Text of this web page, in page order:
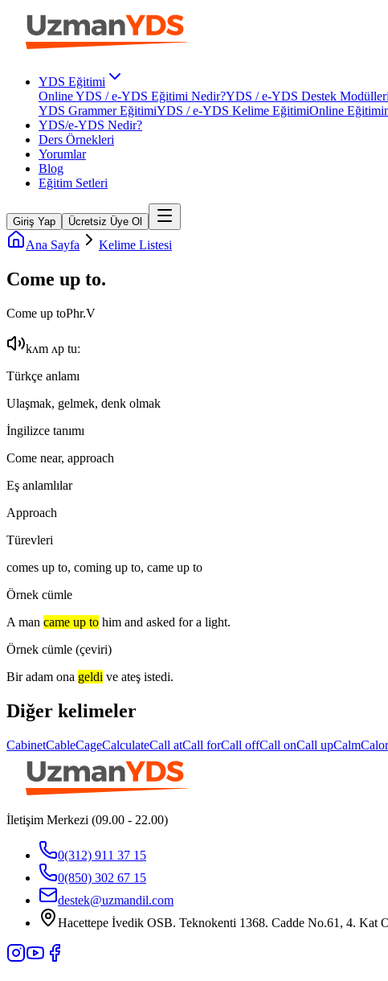
YDS Eğitimi
Online YDS / e-YDS Eğitimi Nedir?YDS / e-YDS Destek Modülleri
YDS Grammer EğitimiYDS / e-YDS Kelime EğitimiOnline
YDS/e-YDS Nedir?
Ders Örnekleri
Yorumlar
Blog
Eğitim Setleri
Giriş Yap Ücretsiz Üye Ol
Ana Sayfa Kelime Listesi
Come up to.
Come up toPhr.V
kʌm ʌp tuː
Türkçe anlamı
Ulaşmak, gelmek, denk olmak
İngilizce tanımı
Come near, approach
Eş anlamlılar
Approach
Türevleri
comes up to, coming up to, came up to
Örnek cümle
A man came up to him and asked for a light.
Örnek cümle (çeviri)
Bir adam ona geldi ve ateş istedi.
Diğer kelimeler
CabinetCableCageCalculateCall atCall forCall offCall onCall upCalm
İletişim Merkezi (09.00 - 22.00)
0(312) 911 37 15
0(850) 302 67 15
destek@uzmandil.com
Hacettepe İvedik OSB. Teknokenti 1368. Cadde No.61, 4.